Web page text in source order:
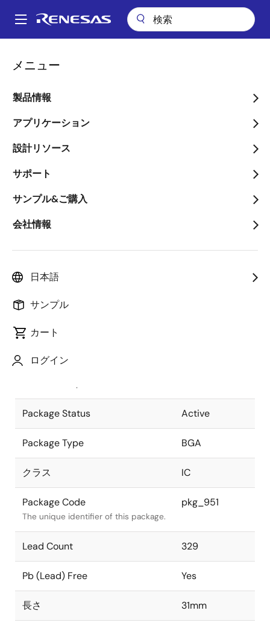
ン
Main
メニュー
製品情報
アプリケーション
設計リソース
サポート
サンプル&ご購入
会社情報
日本語
サンプル
カート
ログイン
パ
ン
く
ず
Name used to describe Renesas
A
Package code maintained as part of
JEITA Standard
The JEITA standard to which the
Package Status Active
Package Type BGA
クラス IC
Package Code
The unique identifier of this package.
pkg_951
Lead Count 329
Pb (Lead) Free Yes
長さ 31mm